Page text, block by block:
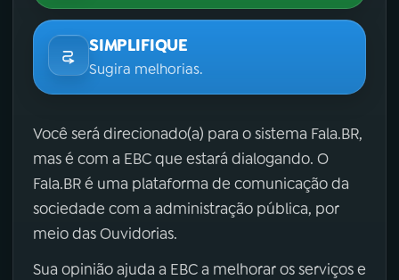
SIMPLIFIQUE
Sugira melhorias.
Você será direcionado(a) para o sistema Fala.BR,
mas é com a EBC que estará dialogando. O
Fala.BR é uma plataforma de comunicação da
sociedade com a administração pública, por
meio das Ouvidorias.
Sua opinião ajuda a EBC a melhorar os serviços e